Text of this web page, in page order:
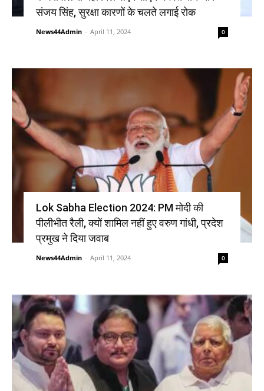
संजय सिंह, सुरक्षा कारणों के चलते लगाई रोक
News44Admin - April 11, 2024 0
Lok Sabha Election 2024: PM मोदी की
पीलीभीत रैली, क्यों शामिल नहीं हुए वरुण गांधी, प्रदेश
प्रमुख ने दिया जवाब
News44Admin - April 11, 2024 0